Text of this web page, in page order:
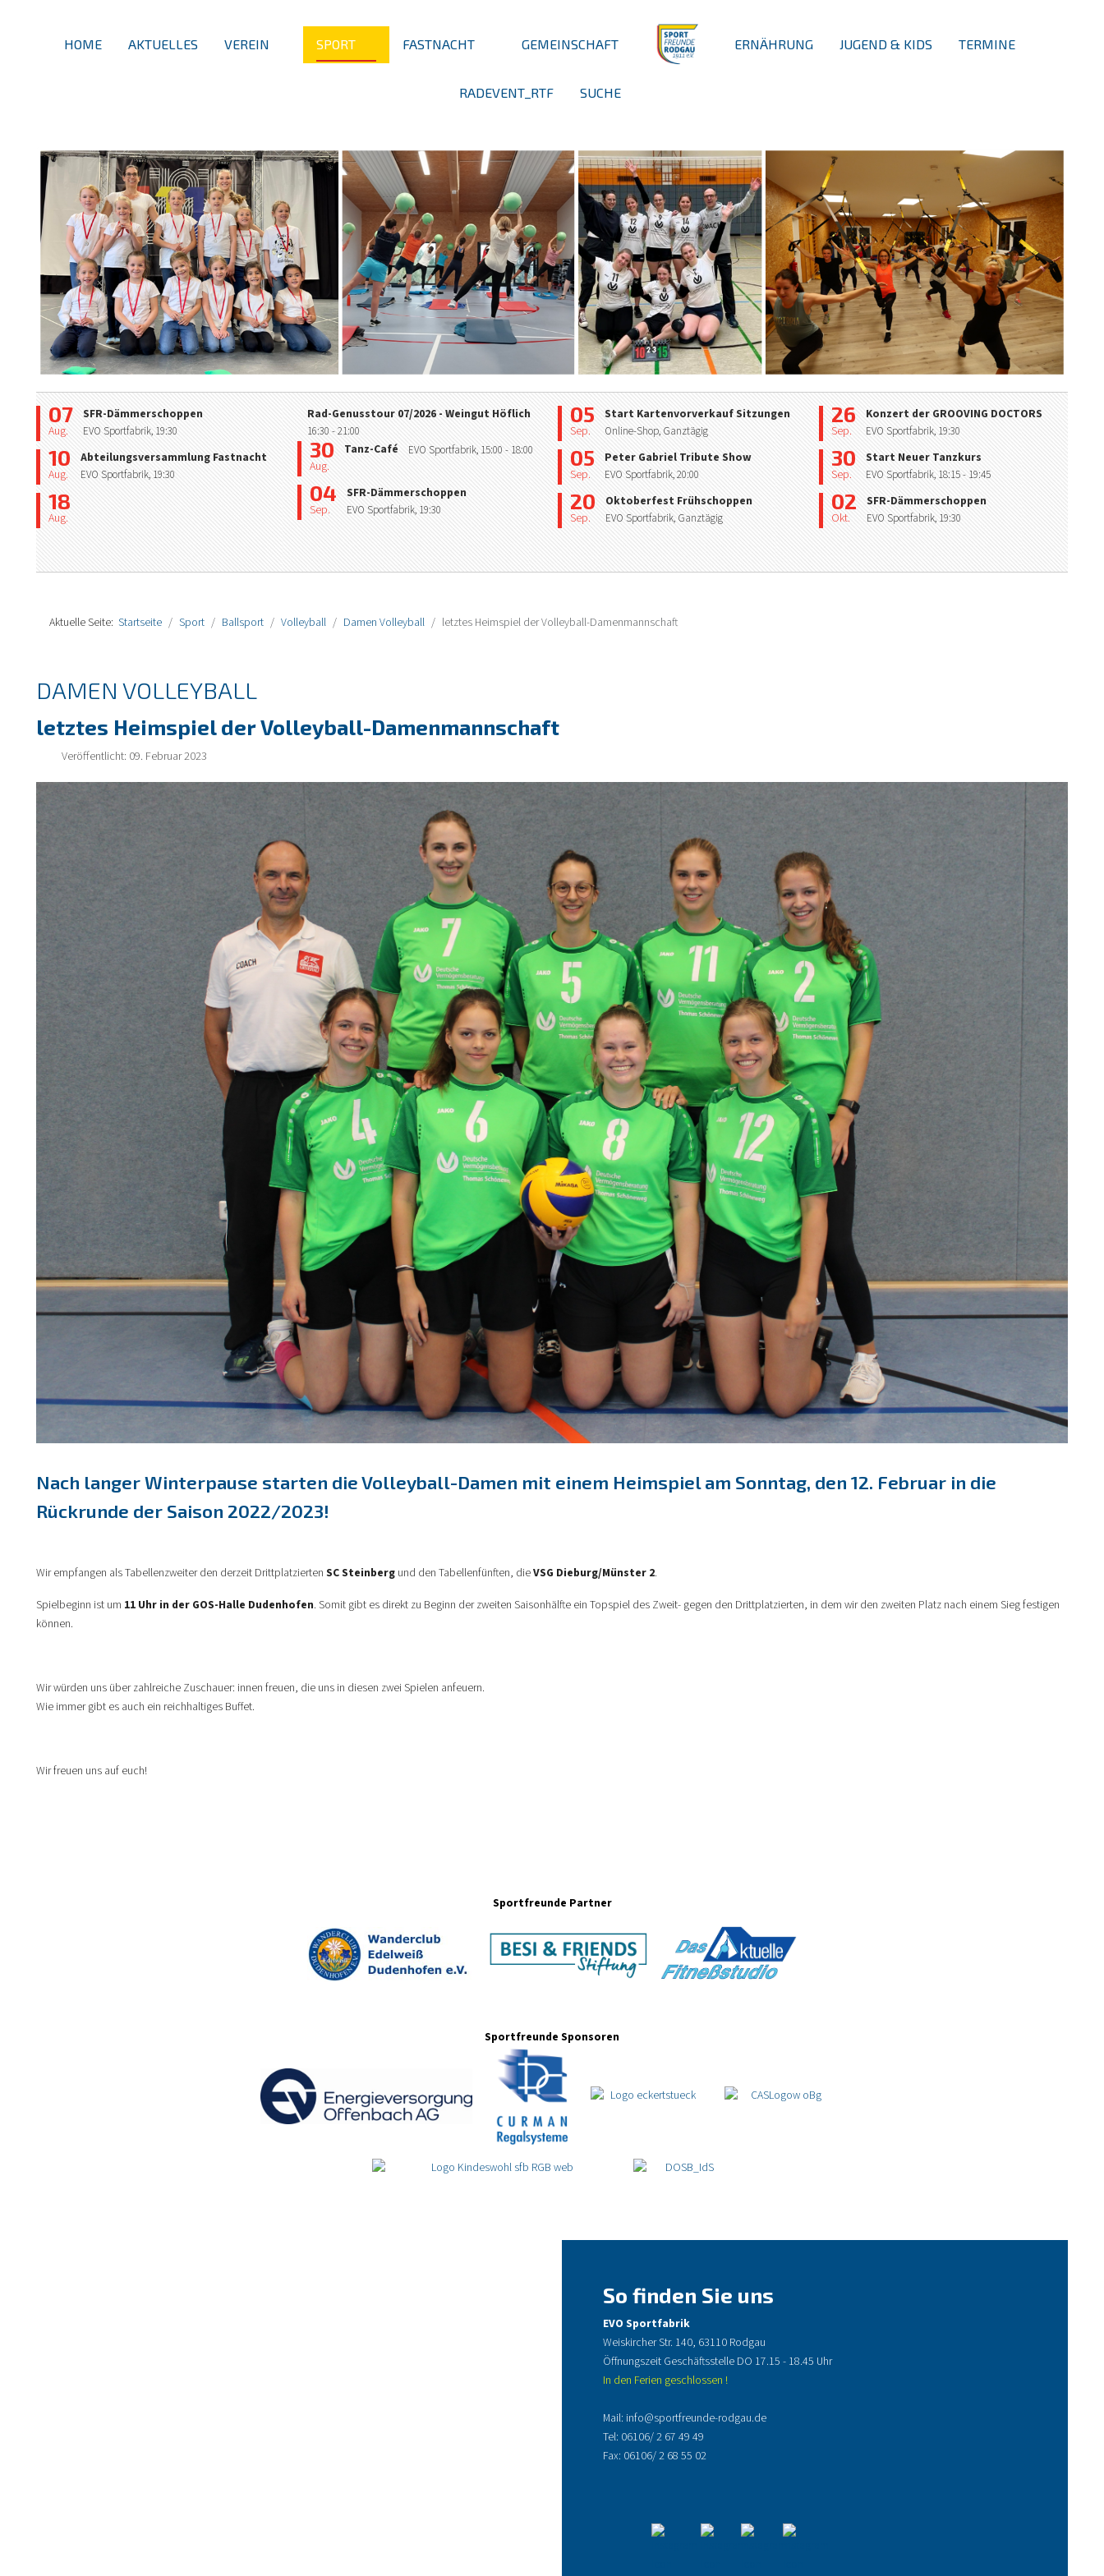
HOME AKTUELLES VEREIN SPORT FASTNACHT GEMEINSCHAFT ERNÄHRUNG JUGEND & KIDS TERMINE
RADEVENT_RTF SUCHE
07
Aug.
SFR-Dämmerschoppen
EVO Sportfabrik, 19:30
10
Aug.
Abteilungsversammlung Fastnacht
EVO Sportfabrik, 19:30
18
Aug.
Rad-Genusstour 07/2026 - Weingut Höflich
16:30 - 21:00
30
Aug.
Tanz-Café EVO Sportfabrik, 15:00 - 18:00
04
Sep.
SFR-Dämmerschoppen
EVO Sportfabrik, 19:30
05
Sep.
Start Kartenvorverkauf Sitzungen
Online-Shop, Ganztägig
05
Sep.
Peter Gabriel Tribute Show
EVO Sportfabrik,20:00
20
Sep.
Oktoberfest Frühschoppen
EVO Sportfabrik, Ganztägig
26
Sep.
Konzert der GROOVING DOCTORS
EVO Sportfabrik, 19:30
30
Sep.
Start Neuer Tanzkurs
EVO Sportfabrik, 18:15- 19:45
02
Okt.
SFR-Dämmerschoppen
EVO Sportfabrik, 19:30
Aktuelle Seite: Startseite Sport Ballsport Volleyball Damen Volleyball letztes Heimspiel der Volleyball-Damenmannschaft
DAMEN VOLLEYBALL
letztes Heimspiel der Volleyball-Damenmannschaft
Veröffentlicht: 09. Februar 2023
Nach langer Winterpause starten die Volleyball-Damen mit einem Heimspiel am Sonntag, den 12. Februar in die
Rückrunde der Saison 2022/2023!
Wir empfangen als Tabellenzweiter den derzeit Drittplatzierten SC Steinberg und den Tabellenfünften, dieVSG Dieburg/Münster 2.
Spielbeginn ist um 11 Uhr in der GOS-Halle Dudenhofen. Somit gibt es direkt zu Beginn der zweiten Saisonhälfte ein Topspiel des Zweit- gegen den Drittplatzierten, in dem wir den zweiten Platz nach einem Sieg festigen
können.
Wir würden uns über zahlreiche Zuschauer: innen freuen, die uns in diesen zwei Spielen anfeuern.
Wie immer gibt es auch ein reichhaltiges Buffet.
Wir freuen uns auf euch!
Sportfreunde Partner
Sportfreunde Sponsoren
So finden Sie uns
EVO Sportfabrik
Weiskircher Str. 140, 63110 Rodgau
Öffnungszeit Geschäftsstelle DO 17.15 - 18.45 Uhr
In den Ferien geschlossen !
Mail: info@sportfreunde-rodgau.de
Tel: 06106/ 2 67 49 49
Fax: 06106/ 2 68 55 02